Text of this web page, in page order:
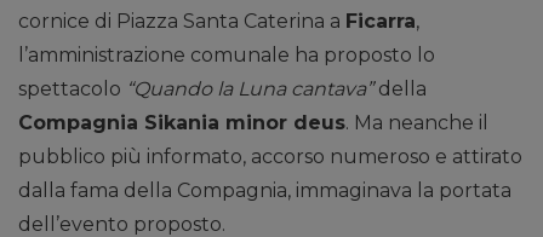
cornice di Piazza Santa Caterina a Ficarra,
l’amministrazione comunale ha proposto lo
spettacolo “Quando la Luna cantava”della
Compagnia Sikania minor deus. Ma neanche il
pubblico più informato, accorso numeroso e attirato
dalla fama della Compagnia, immaginava la portata
dell’evento proposto.